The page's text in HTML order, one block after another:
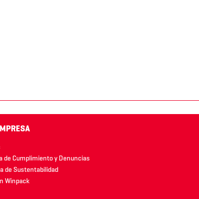
de Cumplimiento y Denuncias
de Sustentabilidad
Winpack